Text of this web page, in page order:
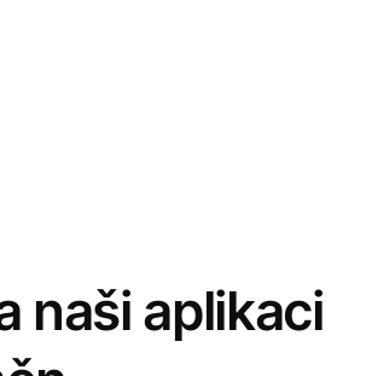
naši aplikaci